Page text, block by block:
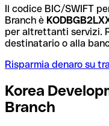
Il codice BIC/SWIFT
Branch è
per altrettanti servizi.
destinatario o alla
Risparmia denaro su
Korea
Branch